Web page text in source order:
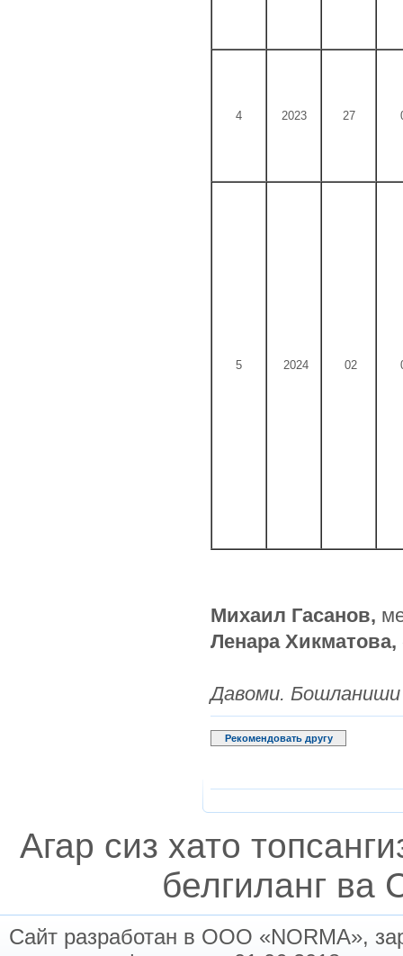
4 2023 27
5 2024 02
Михаил Гасанов,
Ленара Хикматова,
Давоми. Бошланиши
Рекомендовать другу
Агар сиз хато
белгиланг ва
Сайт разработан в ООО «NORMA»,